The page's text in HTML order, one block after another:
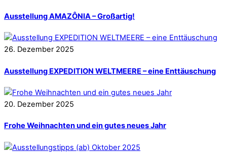
Ausstellung AMAZÔNIA – Großartig!
26. Dezember 2025
Ausstellung EXPEDITION WELTMEERE – eine Enttäuschung
20. Dezember 2025
Frohe Weihnachten und ein gutes neues Jahr